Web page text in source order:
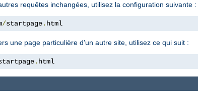
requêtes inchangées, utilisez la configuration suivante :
/startpage. html
une page particulière d'un autre site, utilisez ce qui suit :
. html